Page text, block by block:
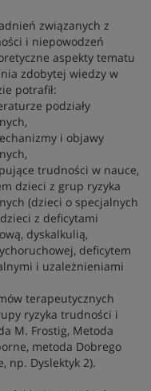
związanych z
i niepowodzeń
aspekty tematu
zdobytej wiedzy w
potrafił:
podziały
i objawy
trudności w nauce,
dzieci z grup ryzyka
(dzieci o specjalnych
z deficytami
dyskalkulią,
deficytem
i uzależnieniami
terapeutycznych
ryzyka trudności i
M. Frostig, Metoda
metoda Dobrego
np. Dyslektyk 2).